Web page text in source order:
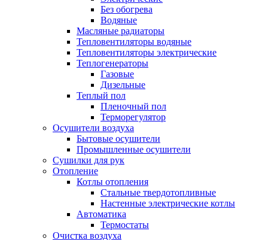
Без обогрева
Водяные
Масляные радиаторы
Тепловентиляторы водяные
Тепловентиляторы электрические
Теплогенераторы
Газовые
Дизельные
Теплый пол
Пленочный пол
Терморегулятор
Осушители воздуха
Бытовые осушители
Промышленные осушители
Сушилки для рук
Отопление
Котлы отопления
Стальные твердотопливные
Настенные электрические котлы
Автоматика
Термостаты
Очистка воздуха